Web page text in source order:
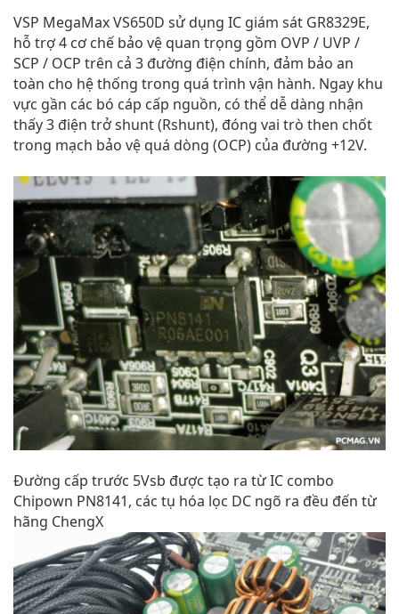
VSP MegaMax VS650D sử dụng IC giám sát GR8329E,
hỗ trợ 4 cơ chế bảo vệ quan trọng gồm OVP / UVP /
SCP / OCP trên cả 3 đường điện chính, đảm bảo an
toàn cho hệ thống trong quá trình vận hành. Ngay khu
vực gần các bó cáp cấp nguồn, có thể dễ dàng nhận
thấy 3 điện trở shunt (Rshunt), đóng vai trò then chốt
trong mạch bảo vệ quá dòng (OCP) của đường +12V.
Đường cấp trước 5Vsb được tạo ra từ IC combo
Chipown PN8141, các tụ hóa lọc DC ngõ ra đều đến từ
hãng ChengX